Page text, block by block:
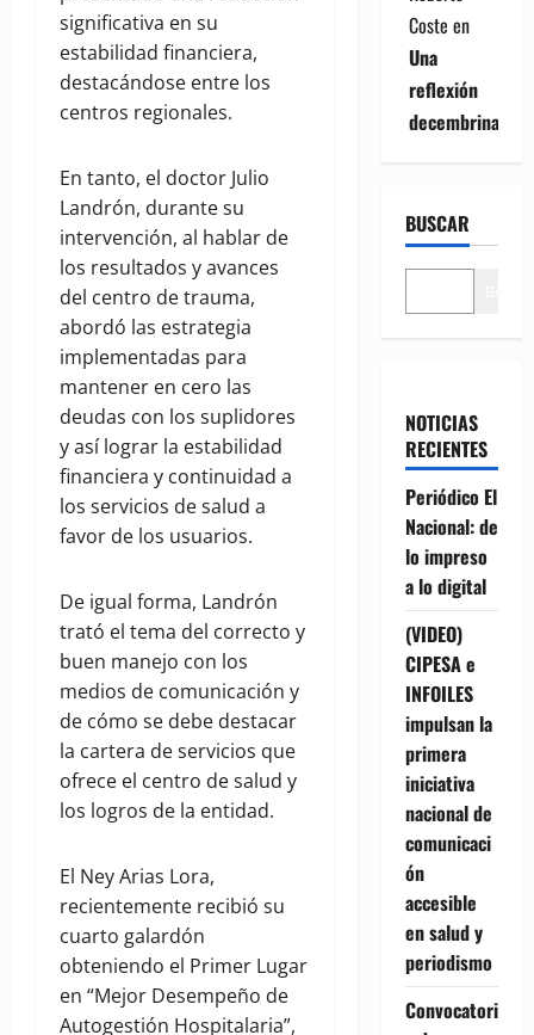
significativa en su
estabilidad financiera,
destacándose entre los
centros regionales.
En tanto, el doctor Julio
Landrón, durante su
intervención, al hablar de
los resultados y avances
del centro de trauma,
abordó las estrategia
implementadas para
mantener en cero las
deudas con los suplidores
y así lograr la estabilidad
financiera y continuidad a
los servicios de salud a
favor de los usuarios.
De igual forma, Landrón
trató el tema del correcto y
buen manejo con los
medios de comunicación y
de cómo se debe destacar
la cartera de servicios que
ofrece el centro de salud y
los logros de la entidad.
El Ney Arias Lora,
recientemente recibió su
cuarto galardón
obteniendo el Primer Lugar
en “Mejor Desempeño de
Autogestión Hospitalaria”,
Coste en
Una
reflexión
decembrina
BUSCAR
NOTICIAS
RECIENTES
Periódico El
Nacional: de
lo impreso
a lo digital
(VIDEO)
CIPESA e
INFOILES
impulsan la
primera
iniciativa
nacional de
comunicaci
ón
accesible
en salud y
periodismo
Convocatori